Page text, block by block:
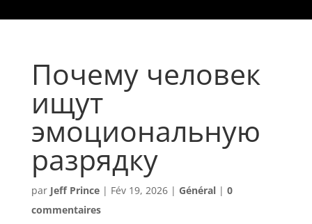
Почему человек
ищут
эмоциональную
разрядку
par Jeff Prince| Fév 19, 2026| Général| 0
commentaires